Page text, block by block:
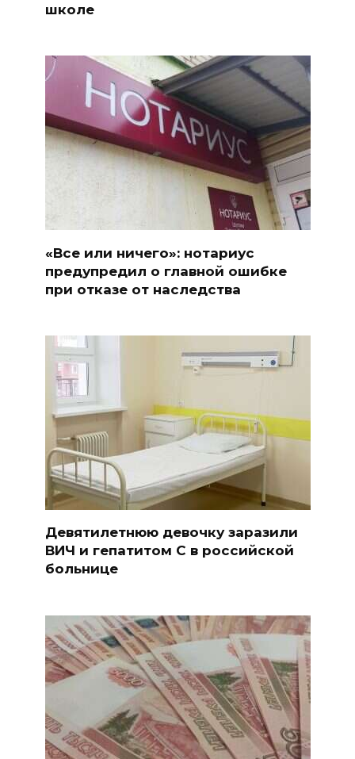
школе
«Все или ничего»: нотариус
предупредил о главной ошибке
при отказе от наследства
Девятилетнюю девочку заразили
ВИЧ и гепатитом С в российской
больнице